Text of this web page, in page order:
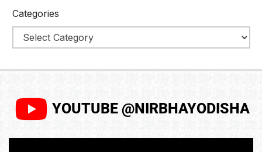
Categories
YOUTUBE @NIRBHAYODISHA